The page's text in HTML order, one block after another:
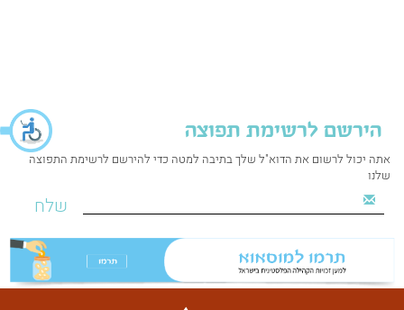
הירשם לרשימת תפוצה
אתה יכול לרשום את הדוא"ל שלך בתיבה למטה כדי להירשם לרשימת התפוצה
שלנו
שלח